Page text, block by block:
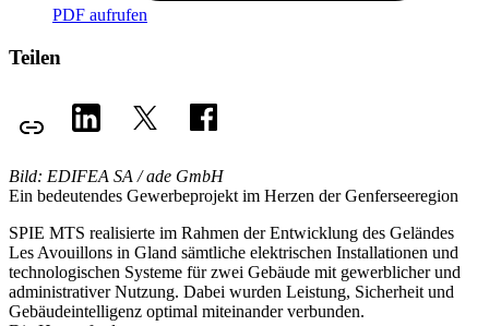
PDF aufrufen
Teilen
Bild: EDIFEA SA / ade GmbH
Ein bedeutendes Gewerbeprojekt im Herzen der Genferseeregion
SPIE MTS realisierte im Rahmen der Entwicklung des Geländes
Les Avouillons in Gland sämtliche elektrischen Installationen und
technologischen Systeme für zwei Gebäude mit gewerblicher und
administrativer Nutzung. Dabei wurden Leistung, Sicherheit und
Gebäudeintelligenz optimal miteinander verbunden.